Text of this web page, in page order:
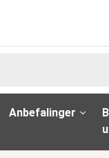
Anbefalinger